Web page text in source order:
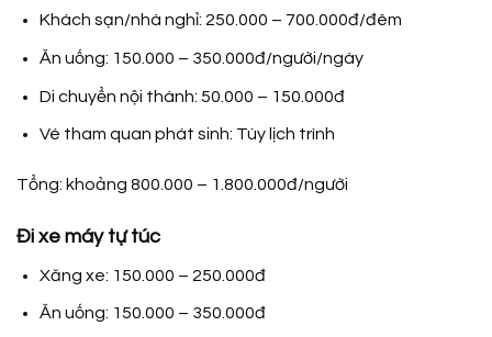
Khách sạn/nhà nghỉ: 250.000 – 700.000đ/đêm
Ăn uống: 150.000 – 350.000đ/người/ngày
Di chuyển nội thành: 50.000 – 150.000đ
Vé tham quan phát sinh: Tùy lịch trình
Tổng: khoảng 800.000 – 1.800.000đ/người
Đi xe máy tự túc
Xăng xe: 150.000 – 250.000đ
Ăn uống: 150.000 – 350.000đ